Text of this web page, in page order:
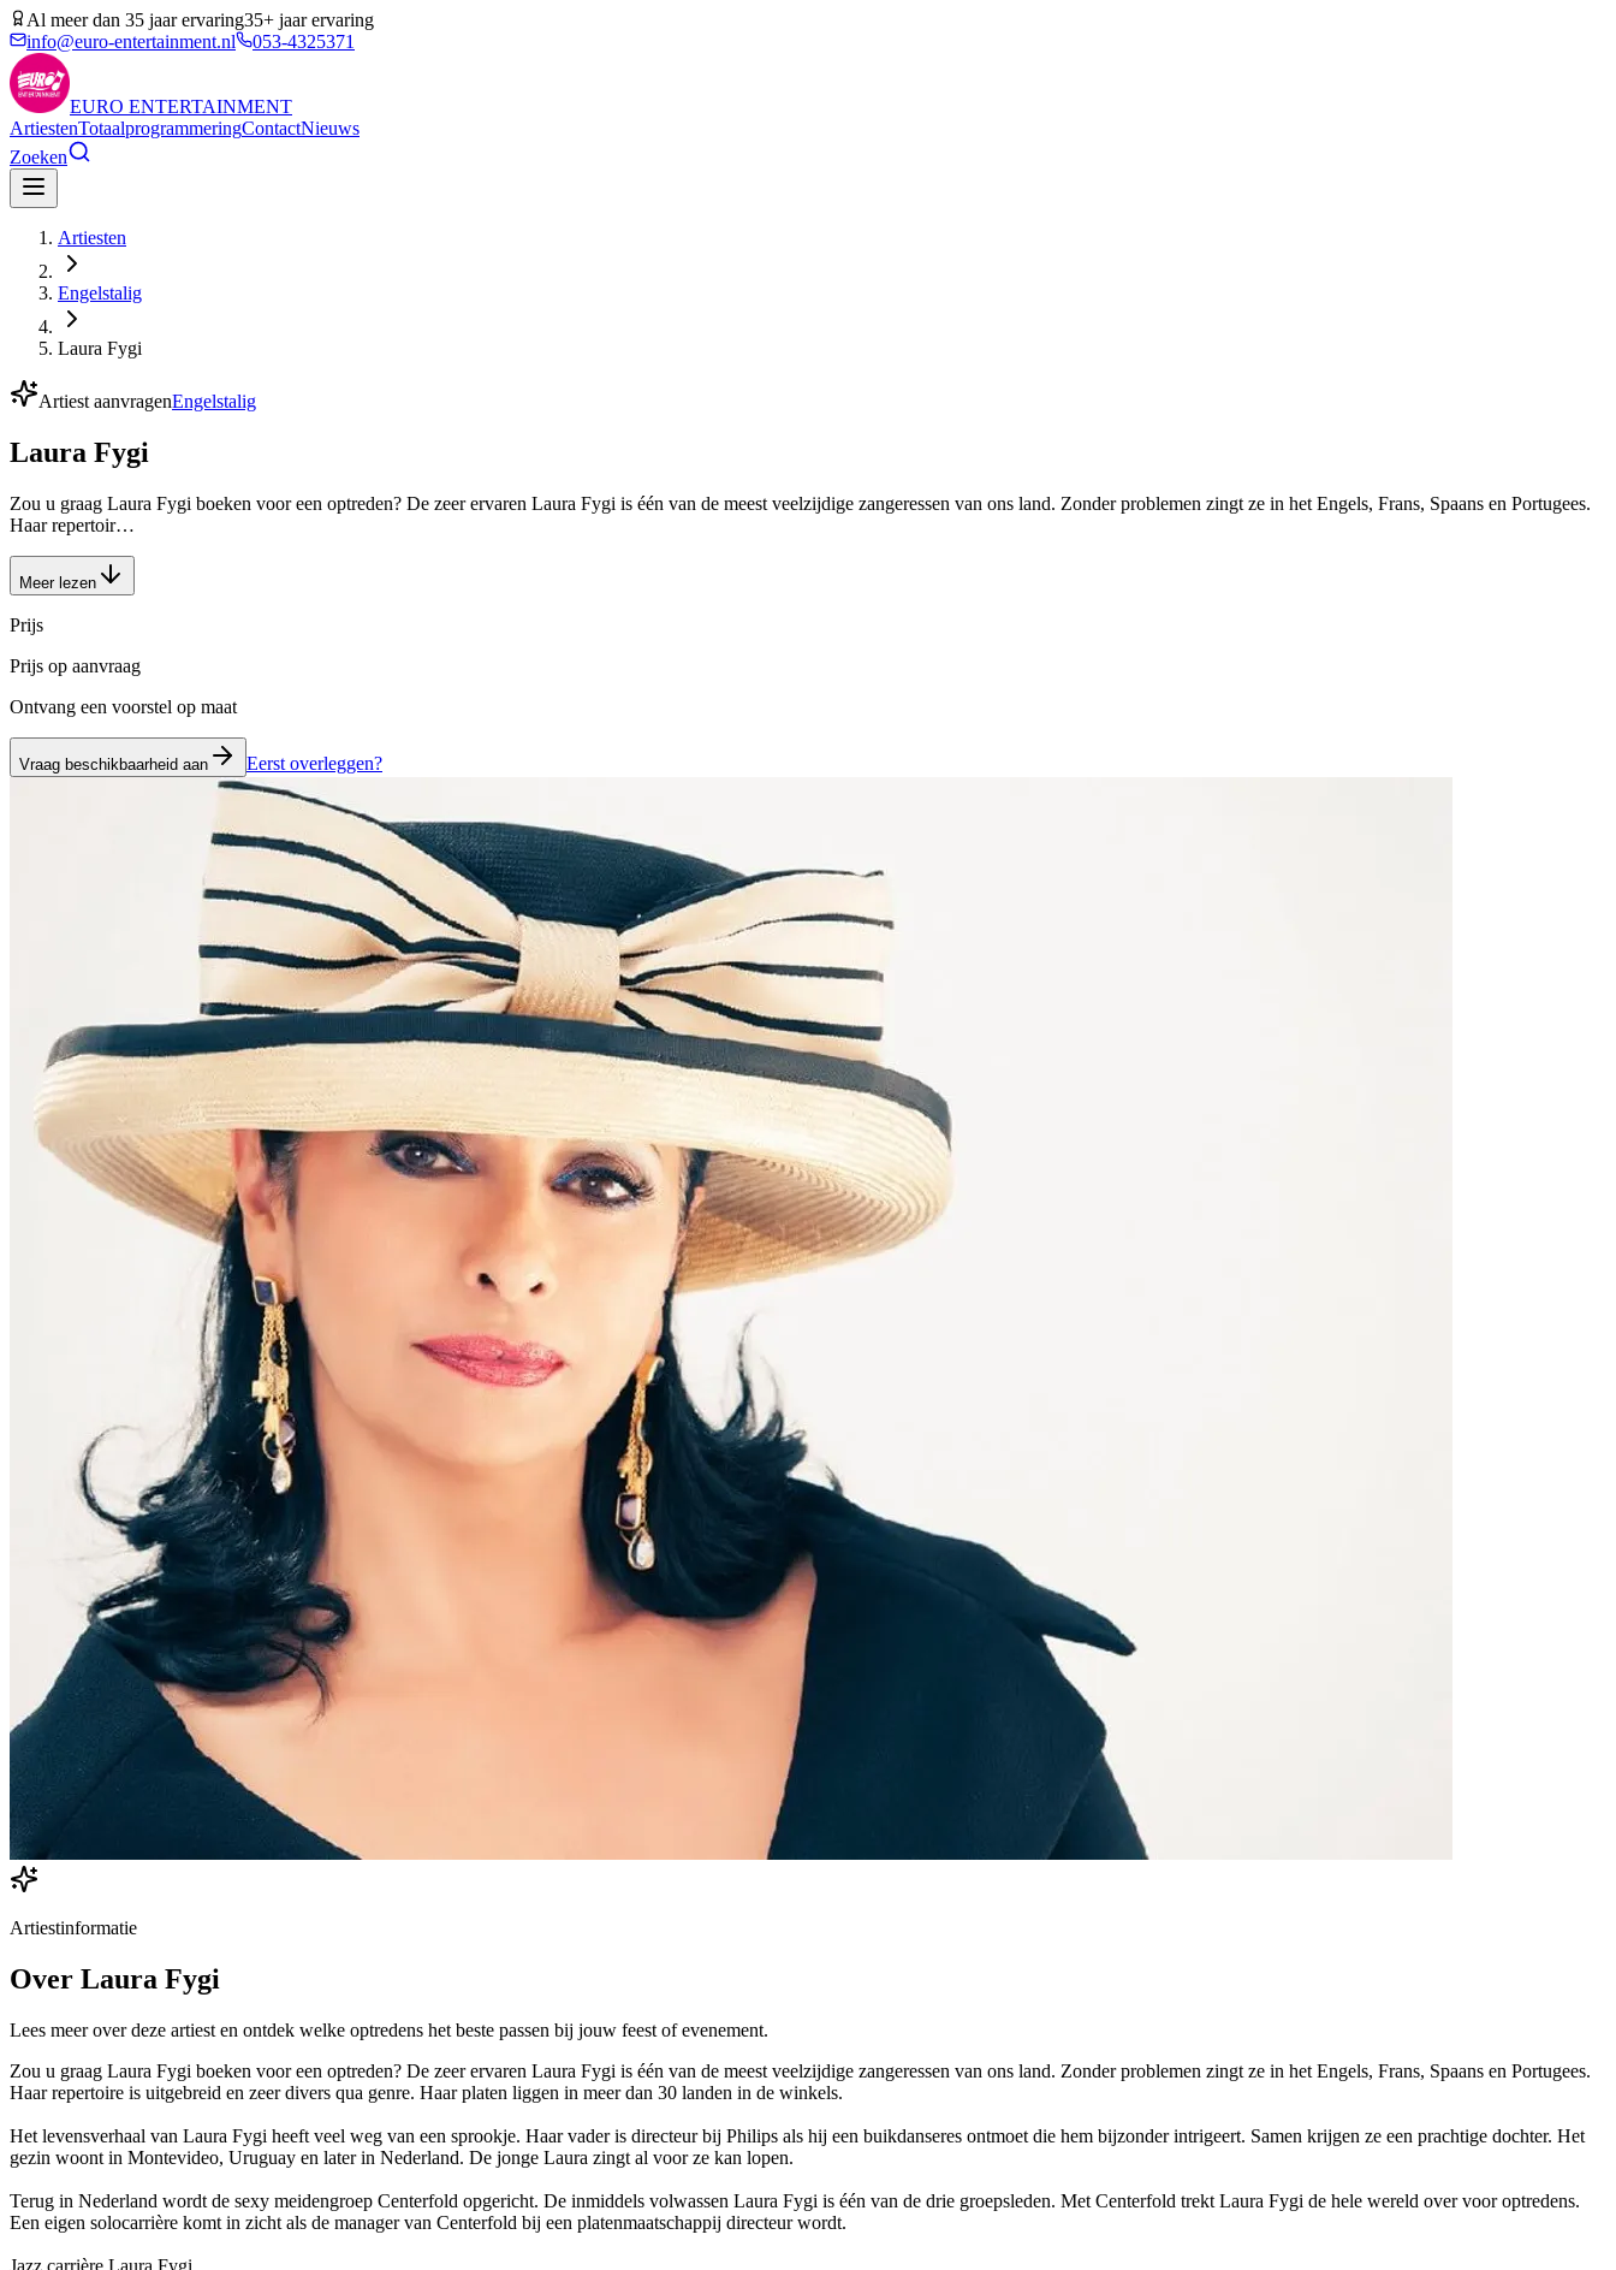
Al meer dan 35 jaar ervaring35+ jaar ervaring
info@euro-entertainment.nl
053-4325371
EURO ENTERTAINMENT
ArtiestenTotaalprogrammeringContactNieuws
Zoeken
Artiesten
Engelstalig
Laura Fygi
Artiest aanvragenEngelstalig
Laura Fygi
Zou u graag Laura Fygi boeken voor een optreden? De zeer ervaren Laura Fygi is één van de meest veelzijdige zangeressen van ons land. Zonder problemen zingt ze in het Engels, Frans, Spaans en Portugees.
Haar repertoir…
Meer lezen
Prijs
Prijs op aanvraag
Ontvang een voorstel op maat
Vraag beschikbaarheid aan Eerst overleggen?
Artiestinformatie
Over Laura Fygi
Lees meer over deze artiest en ontdek welke optredens het beste passen bij jouw feest of evenement.
Zou u graag Laura Fygi boeken voor een optreden? De zeer ervaren Laura Fygi is één van de meest veelzijdige zangeressen van ons land. Zonder problemen zingt ze in het Engels, Frans, Spaans en Portugees.
Haar repertoire is uitgebreid en zeer divers qua genre. Haar platen liggen in meer dan 30 landen in de winkels.
Het levensverhaal van Laura Fygi heeft veel weg van een sprookje. Haar vader is directeur bij Philips als hij een buikdanseres ontmoet die hem bijzonder intrigeert. Samen krijgen ze een prachtige dochter. Het
gezin woont in Montevideo, Uruguay en later in Nederland. De jonge Laura zingt al voor ze kan lopen.
Terug in Nederland wordt de sexy meidengroep Centerfold opgericht. De inmiddels volwassen Laura Fygi is één van de drie groepsleden. Met Centerfold trekt Laura Fygi de hele wereld over voor optredens.
Een eigen solocarrière komt in zicht als de manager van Centerfold bij een platenmaatschappij directeur wordt.
Jazz carrière Laura Fygi